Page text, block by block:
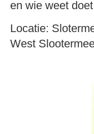
en wie weet
Locatie:
West